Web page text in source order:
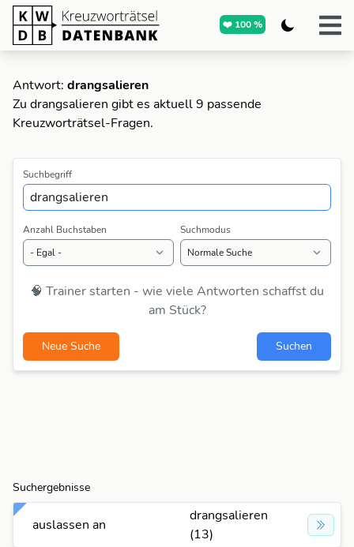
❤️ 100 %
Antwort: drangsalieren
Zu drangsalieren gibt es aktuell 9 passende
Kreuzworträtsel-Fragen.
Suchbegriff
Anzahl Buchstaben Suchmodus
🧠 Trainer starten - wie viele Antworten schaffst du
am Stück?
Neue Suche Suchen
Suchergebnisse
auslassen an
drangsalieren
(13)